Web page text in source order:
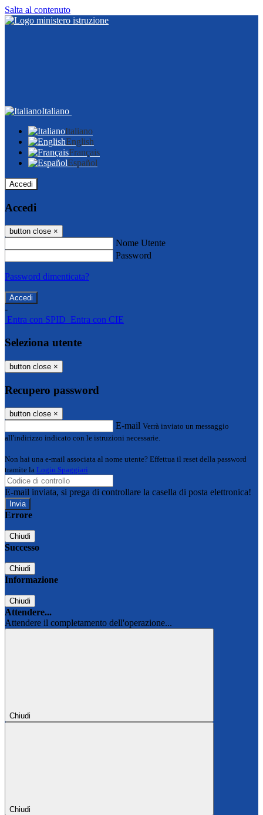
Salta al contenuto
Italiano
Italiano
English
Français
Español
Accedi
Accedi
button close ×
Nome Utente
Password
Password dimenticata?
-
Entra con SPID Entra con CIE
Seleziona utente
button close ×
Recupero password
button close ×
E-mail Verrà inviato un messaggio
all'indirizzo indicato con le istruzioni necessarie.
Non hai una e-mail associata al nome utente? Effettua il reset della password
tramite la Login Spaggiari
E-mail inviata, si prega di controllare la casella di posta elettronica!
Errore
Chiudi
Successo
Chiudi
Informazione
Chiudi
Attendere...
Attendere il completamento dell'operazione...
Chiudi
Chiudi